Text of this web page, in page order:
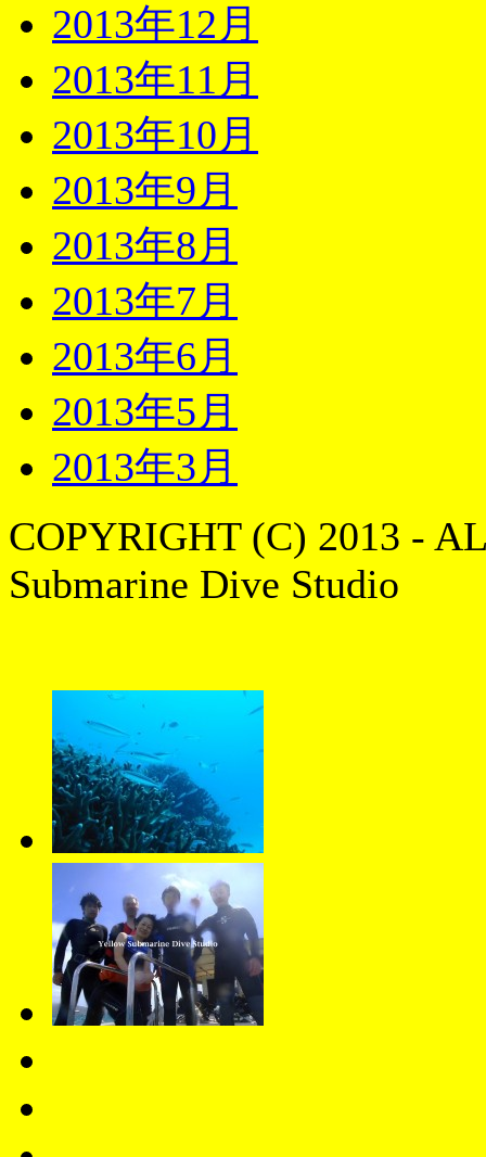
2013年12月
2013年11月
2013年10月
2013年9月
2013年8月
2013年7月
2013年6月
2013年5月
2013年3月
COPYRIGHT (C) 2013 -
Submarine Dive Studio